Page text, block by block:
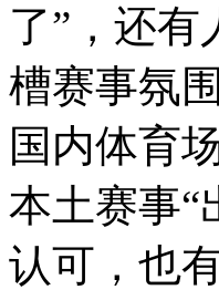
了”，还有
槽赛事氛
国内体育
本土赛事“
认可，也